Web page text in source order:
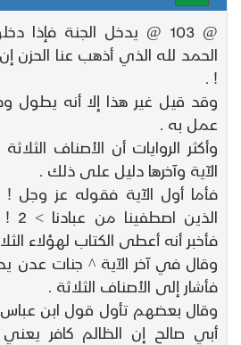
! .
وقد قيل غير هذا إلا أنه يطول
عمل به .
وأكثر الروايات أن الأصناف
الآية وآخرها دليل على ذلك .
فأخبر أنه أعطى الكتاب لهؤلاء
فأشار إلى الأصناف الثلاثة .
وقال بعضهم تأول قول ابن
أبي صالح إن الظالم كافر